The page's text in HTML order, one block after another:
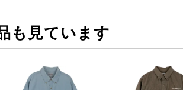
も見ています